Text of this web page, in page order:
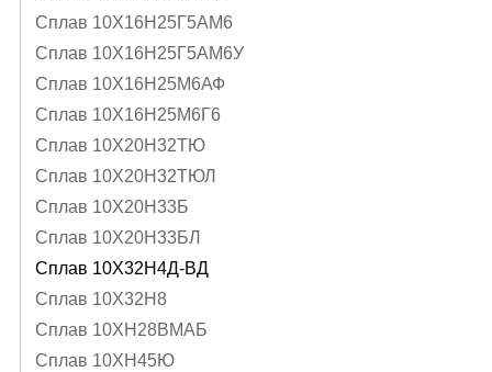
Сплав 10Х16Н25Г5АМ6
Сплав 10Х16Н25Г5АМ6У
Сплав 10Х16Н25М6АФ
Сплав 10Х16Н25М6Г6
Сплав 10Х20Н32ТЮ
Сплав 10Х20Н32ТЮЛ
Сплав 10Х20Н33Б
Сплав 10Х20Н33БЛ
Сплав 10Х32Н4Д-ВД
Сплав 10Х32Н8
Сплав 10ХН28ВМАБ
Сплав 10ХН45Ю